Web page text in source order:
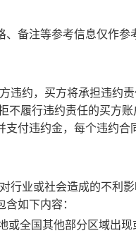
、备注等参考信息仅作
违约，买方将承担违约
不履行违约责任的买方
支付违约金，每个违约
行业或社会造成的不利
如下内容：
或全国其他部分区域出